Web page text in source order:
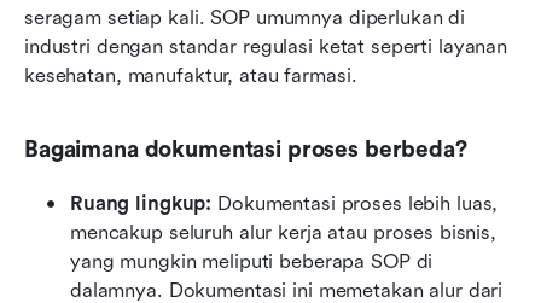
seragam setiap kali. SOP umumnya diperlukan di
industri dengan standar regulasi ketat seperti layanan
kesehatan, manufaktur, atau farmasi.
Bagaimana dokumentasi proses berbeda?
Ruang lingkup: Dokumentasi proses lebih luas,
mencakup seluruh alur kerja atau proses bisnis,
yang mungkin meliputi beberapa SOP di
dalamnya. Dokumentasi ini memetakan alur dari